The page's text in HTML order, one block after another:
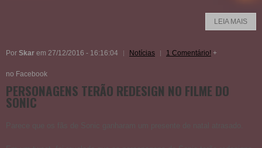
LEIA MAIS
Por Skar em 27/12/2016 - 16:16:04 Notícias 1 Comentário! +
no Facebook
PERSONAGENS TERÃO REDESIGN NO FILME DO
SONIC